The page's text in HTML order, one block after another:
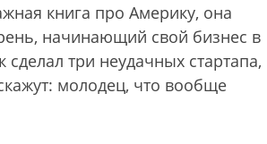
книга про Америку, она
начинающий свой бизнес в
три неудачных стартапа,
молодец, что вообще